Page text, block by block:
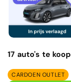
17 auto's te koop
CARDOEN OUTLET